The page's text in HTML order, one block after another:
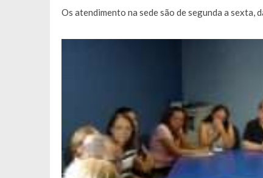
Os atendimento na sede são de segunda a